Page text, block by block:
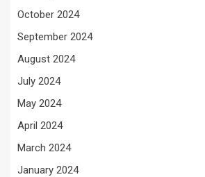
October 2024
September 2024
August 2024
July 2024
May 2024
April 2024
March 2024
January 2024